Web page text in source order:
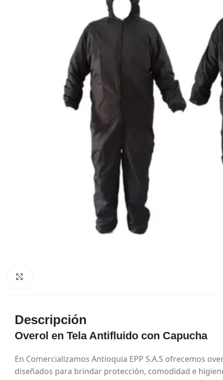
Descripción
Overol en Tela Antifluido con Capucha
En Comercializamos Antioquia EPP S.A.S ofrecemos
diseñados para brindar protección, comodidad e